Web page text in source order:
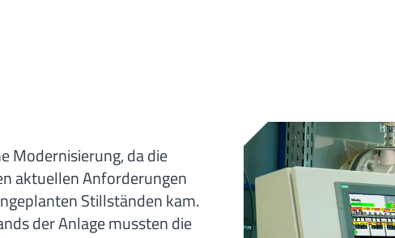
Modernisierung, da die
aktuellen Anforderungen
Stillständen kam.
der Anlage mussten die